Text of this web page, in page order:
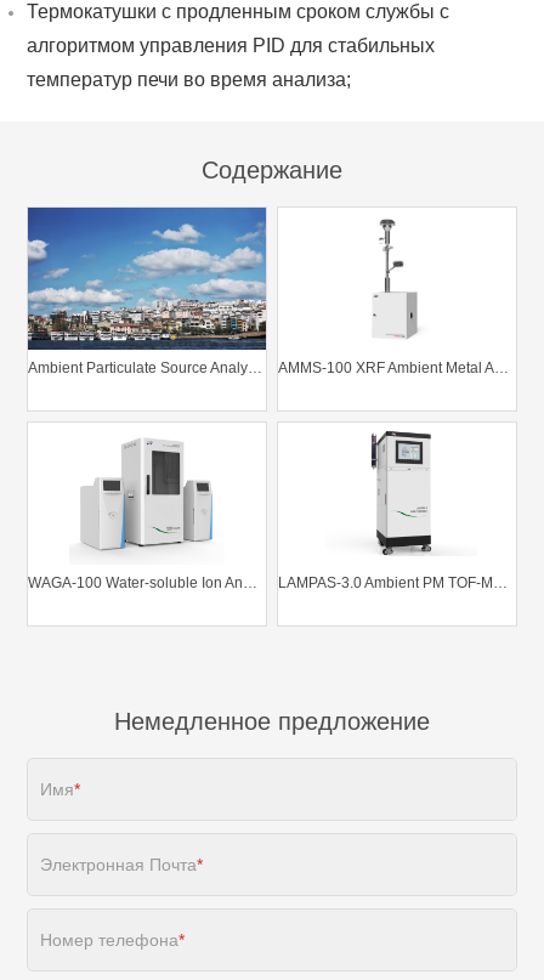
Термокатушки с продленным сроком службы с
алгоритмом управления PID для стабильных
температур печи во время анализа;
Содержание
Ambient Particulate Source Analysis System AMMS-100 XRF Ambient Metal Analyzer
LAMPAS-3.0 Ambient PM TOF-MS FastTrack System
Немедленное предложение
Имя*
Электронная Почта*
Номер телефона*